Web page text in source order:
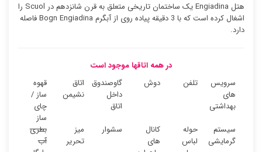
هتل Engiadina یک ساختمان تاریخی متعلق به قرن شانزدهم در Scuol را
اشغال کرده است که با 3 دقیقه پیاده روی از آبگرم Bogn Engiadina فاصله
دارد.
در همه اتاقها موجود است
سرویس
های
بهداشتی
تلفن دوش
گاوصندوق
داخل
اتاق
اتاق
نشیمن
قهوه
ساز /
چای
ساز
سیستم
گرمایشی
حوله
لباس
کانال
های
سشوار
میز
تحریر
بطری
آب